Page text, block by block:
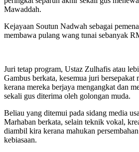
Mawaddah.
Kejayaan Soutun Nadwah sebagai
membawa pulang wang tunai sebanyak
Juri tetap program, Ustaz Zulhafis atau
Gambus berkata, kesemua juri
kerana mereka berjaya mengangkat dan
sekali gus diterima oleh golongan muda.
Beliau yang ditemui pada sidang media
Marhaban berkata, selain teknik vokal,
diambil kira kerana mahukan
kebiasaan.